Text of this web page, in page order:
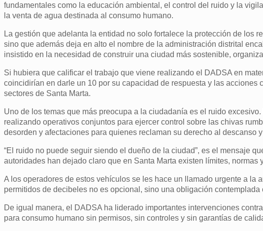
fundamentales como la educación ambiental, el control del ruido y la
la venta de agua destinada al consumo humano.
La gestión que adelanta la entidad no solo fortalece la protección de los
sino que además deja en alto el nombre de la administración distrital
insistido en la necesidad de construir una ciudad más sostenible,
Si hubiera que calificar el trabajo que viene realizando el DADSA en
coincidirían en darle un 10 por su capacidad de respuesta y las
sectores de Santa Marta.
Uno de los temas que más preocupa a la ciudadanía es el ruido
realizando operativos conjuntos para ejercer control sobre las chivas
desorden y afectaciones para quienes reclaman su derecho al descanso
“El ruido no puede seguir siendo el dueño de la ciudad”, es el mensaje
autoridades han dejado claro que en Santa Marta existen límites, normas
A los operadores de estos vehículos se les hace un llamado urgente a la
permitidos de decibeles no es opcional, sino una obligación
De igual manera, el DADSA ha liderado importantes intervenciones
para consumo humano sin permisos, sin controles y sin garantías de